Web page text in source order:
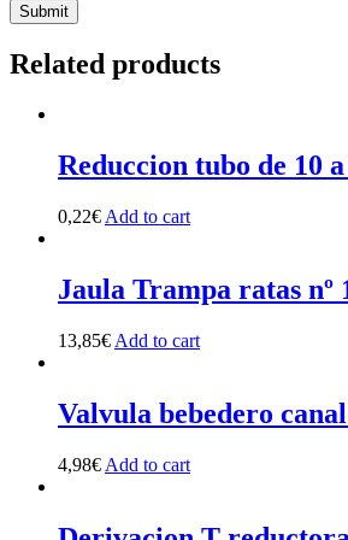
Related products
Reduccion tubo de 10
0,22€ Add to cart
Jaula Trampa ratas nº
13,85€ Add to cart
Valvula bebedero
4,98€ Add to cart